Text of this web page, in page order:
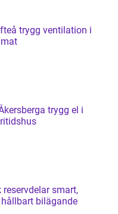
i
trygg el i
smart,
bilägande